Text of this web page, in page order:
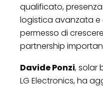
qualificato,
logistica avanzata
permesso di
partnership
Davide Ponzi, solar
LG Electronics, ha